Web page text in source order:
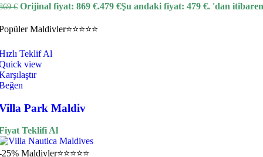
€ Orijinal fiyat: 869 €.479 €Şu andaki fiyat: 479 €. 'dan itibaren
Maldivler⭐⭐⭐⭐⭐
Teklif Al
view
Park Maldiv
Teklifi Al
25% Maldivler⭐⭐⭐⭐⭐